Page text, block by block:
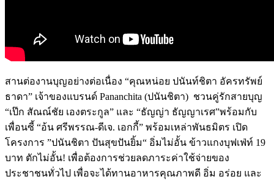
สานต่องานบุญอย่างต่อเนื่อง “คุณหน่อย ปนันท์ชิตา อัครทรัพย์
ธาดา” เจ้าของแบรนด์ Pananchita (ปนันชิตา) ชวนคู่รักสายบุญ
“เป๊ก สัณณ์ชัย เองตระกูล” และ “ธัญญ่า ธัญญาเรศ”พร้อมกับ
เพื่อนซี้ “อ้น ศรีพรรณ-ดีเจ. เอกกี้” พร้อมเหล่าพันธมิตร เปิด
โครงการ ”ปนันชิตา ปันสุขปันยิ้ม“ อิ่มไม่อั้น ข้าวแกงบุฟเฟ่ท์ 19
บาท ตักไม่อั้น! เพื่อต้องการช่วยลดภาระค่าใช้จ่ายของ
ประชาชนทั่วไป เพื่อจะได้ทานอาหารคุณภาพดี อิ่ม อร่อย และ